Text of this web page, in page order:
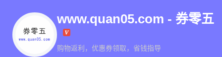
www.quan05.com - 券零五
购物返利，优惠券领取，省钱指导